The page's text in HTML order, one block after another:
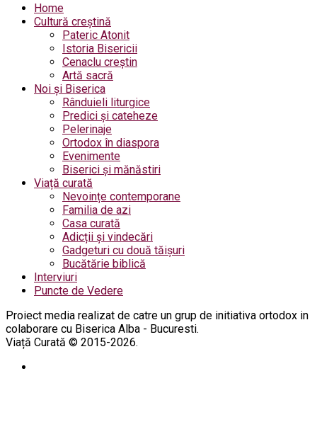
Home
Cultură creștină
Pateric Atonit
Istoria Bisericii
Cenaclu creștin
Artă sacră
Noi și Biserica
Rânduieli liturgice
Predici și cateheze
Pelerinaje
Ortodox în diaspora
Evenimente
Biserici și mănăstiri
Viață curată
Nevoințe contemporane
Familia de azi
Casa curată
Adicții și vindecări
Gadgeturi cu două tăișuri
Bucătărie biblică
Interviuri
Puncte de Vedere
Proiect media realizat de catre un grup de initiativa ortodox in
colaborare cu Biserica Alba - Bucuresti.
Viață Curată © 2015-2026.